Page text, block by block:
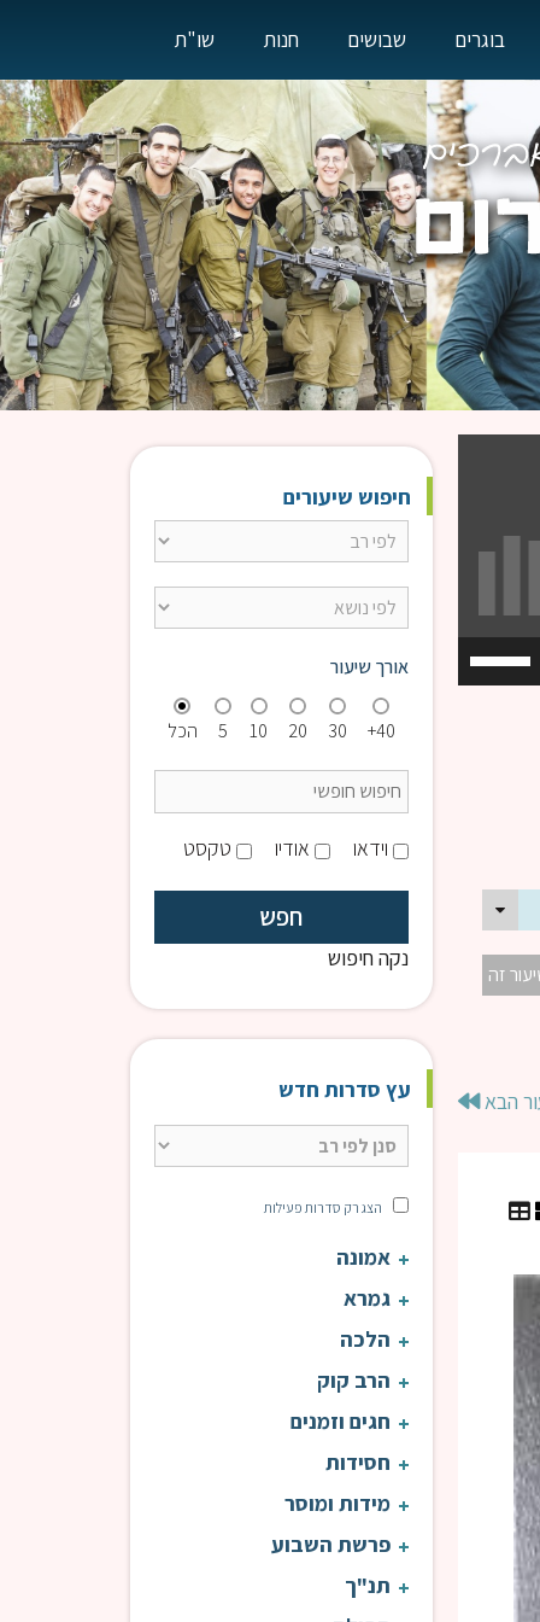
בוגרים שבושים חנות שו"ת
למעלה/למטה
להגביר
זה
הבא
עין אי"ה | הרב טוויל
חיפוש שיעורים
אורך שיעור
הכל 5 10 20 30 40+
וידאו אודיו טקסט
נקה חיפוש
עץ סדרות חדש
הצג רק סדרות פעילות
אמונה
גמרא
הלכה
הרב קוק
חגים וזמנים
חסידות
מידות ומוסר
פרשת השבוע
תנ"ך